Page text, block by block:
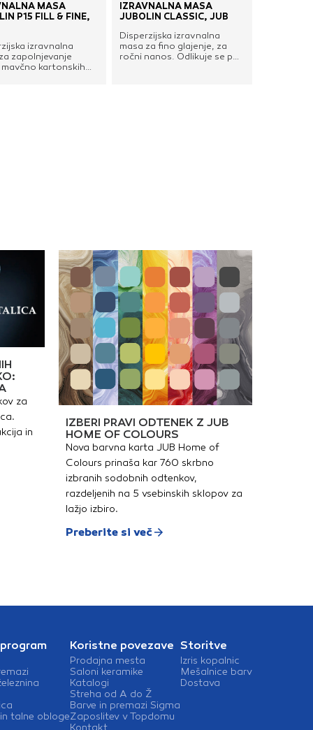
MASA
P15 FILL & FINE,
izravnalna
zapolnjevanje
kartonskih
cementne fine
in mavčno kartonske
Uporabna je tudi za
neometanih
površin,
cementnih plošč,
plošč, ipd. Možen je
površine,
le, če imajo premazi
oprijem in niso
na
Lastnosti:Možen
8 mm v enem
lahek
poraba
vsebnosti lahkih
Možnost strojnega in
na porozne
IZRAVNALNA MASA
JUBOLIN CLASSIC, JUB
Disperzijska izravnalna
masa za fino glajenje, za
ročni nanos. Odlikuje se po
vdolbin, razpok, lukenj,
regdober oprijem na
različne podlage
za
in
IZBERI PRAVI ODTENEK Z JUB
HOME OF COLOURS
Nova barvna karta JUB Home of
Colours prinaša kar 760 skrbno
izbranih sodobnih odtenkov,
razdeljenih na 5 vsebinskih sklopov za
lažjo izbiro.
Preberite si več
talne obloge
Koristne povezave
Prodajna mesta
Saloni keramike
Katalogi
Streha od A do Ž
Barve in premazi Sigma
Zaposlitev v Topdomu
Kontakt
Storitve
Izris kopalnic
Mešalnice barv
Dostava